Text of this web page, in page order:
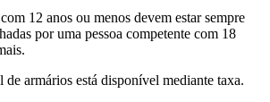
12 anos ou menos devem estar sempre
por uma pessoa competente com 18
de armários está disponível mediante taxa.